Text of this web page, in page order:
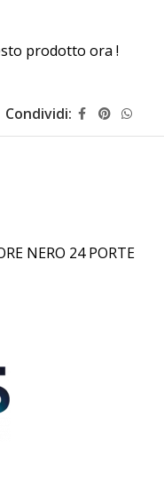
prodotto ora !
Condividi:
NERO 24 PORTE